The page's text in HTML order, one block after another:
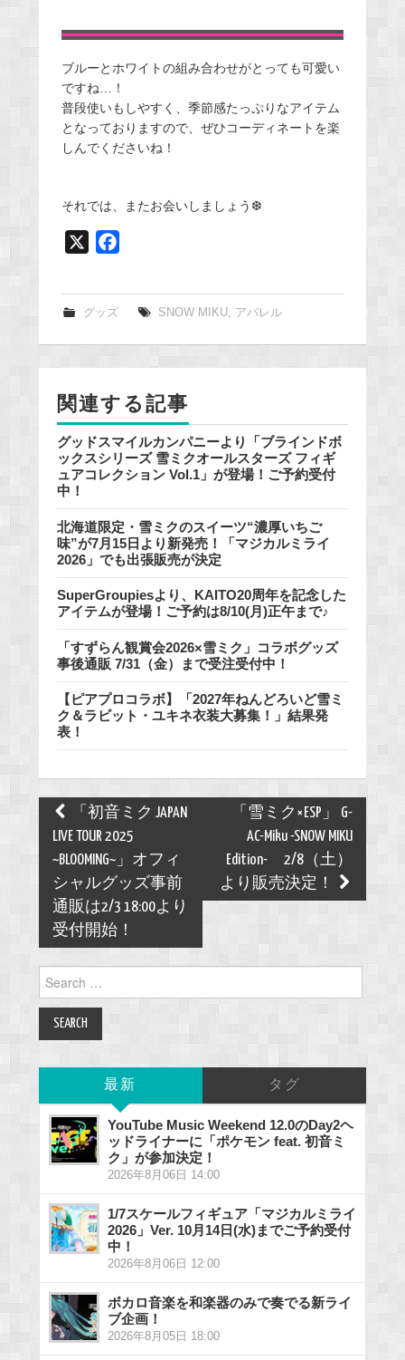
ブルーとホワイトの組み合わせがとっても可愛い
ですね…！
普段使いもしやすく、季節感たっぷりなアイテム
となっておりますので、ぜひコーディネートを楽
しんでくださいね！
それでは、またお会いしましょう❆
k
グッズ SNOW MIKU, アパレル
関連する記事
グッドスマイルカンパニーより「ブラインドボ
ックスシリーズ 雪ミクオールスターズ フィギ
ュアコレクション Vol.1」が登場！ご予約受付
中！
北海道限定・雪ミクのスイーツ“濃厚いちご
味”が7月15日より新発売！「マジカルミライ
2026」でも出張販売が決定
SuperGroupiesより、KAITO20周年を記念した
アイテムが登場！ご予約は8/10(月)正午まで♪
「すずらん観賞会2026×雪ミク」コラボグッズ
事後通販 7/31（金）まで受注受付中！
【ピアプロコラボ】「2027年ねんどろいど雪ミ
ク＆ラビット・ユキネ衣装大募集！」結果発
表！
Post
navigation
「初音ミク JAPAN
LIVE TOUR 2025
~BLOOMING~」オフィ
シャルグッズ事前
通販は2/3 18:00より
受付開始！
「雪ミク×ESP」 G-
AC-Miku -SNOW MIKU
Edition- 2/8（土）
より販売決定！
for:
最新 タグ
YouTube Music Weekend 12.0のDay2ヘ
ッドライナーに「ポケモン feat. 初音ミ
ク」が参加決定！
2026年8月06日 14:00
1/7スケールフィギュア「マジカルミライ
2026」Ver. 10月14日(水)までご予約受付
中！
2026年8月06日 12:00
ボカロ音楽を和楽器のみで奏でる新ライ
ブ企画！
2026年8月05日 18:00